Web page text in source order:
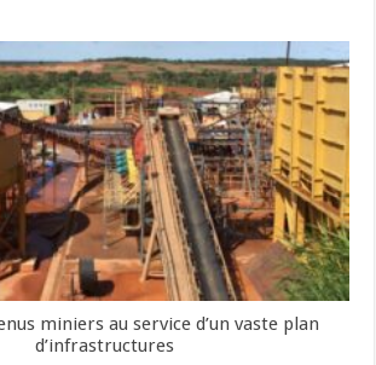
miniers au service d’un vaste plan
d’infrastructures